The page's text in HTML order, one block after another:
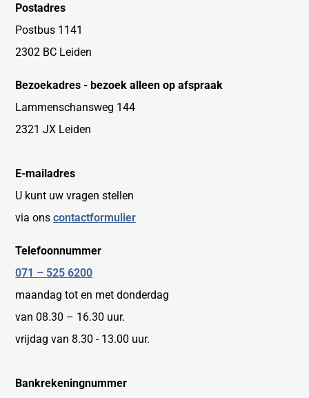
Postadres
Postbus 1141
2302 BC Leiden
Bezoekadres - bezoek alleen op afspraak
Lammenschansweg 144
2321 JX Leiden
E-mailadres
U kunt uw vragen stellen
via onscontactformulier
Telefoonnummer
071 – 525 6200
maandag tot en met donderdag
van 08.30 – 16.30 uur.
vrijdag van 8.30 - 13.00 uur.
Bankrekeningnummer